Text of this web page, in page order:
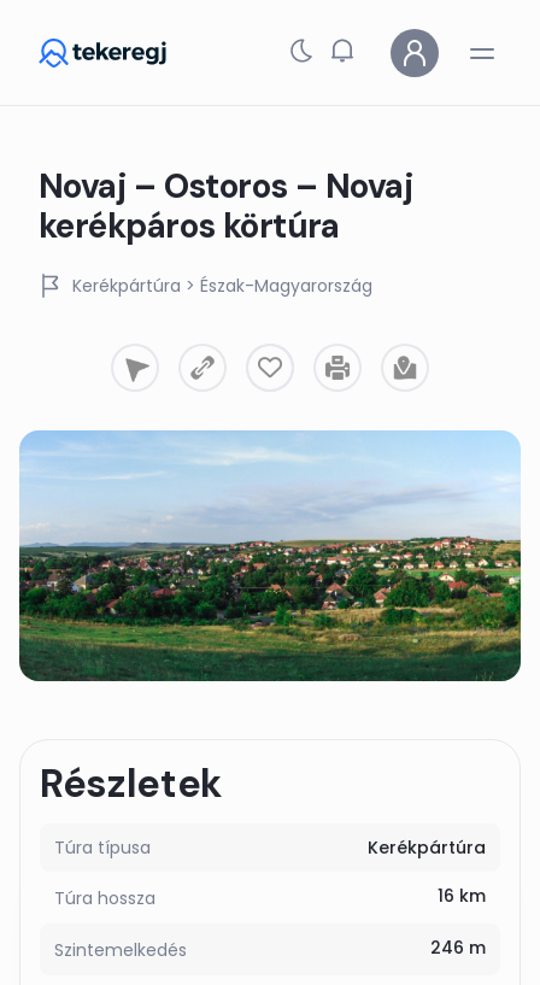
Novaj – Ostoros – Novaj
kerékpáros körtúra
Kerékpártúra > Észak-Magyarország
Részletek
Túra típusa Kerékpártúra
Túra hossza 16 km
Szintemelkedés 246 m